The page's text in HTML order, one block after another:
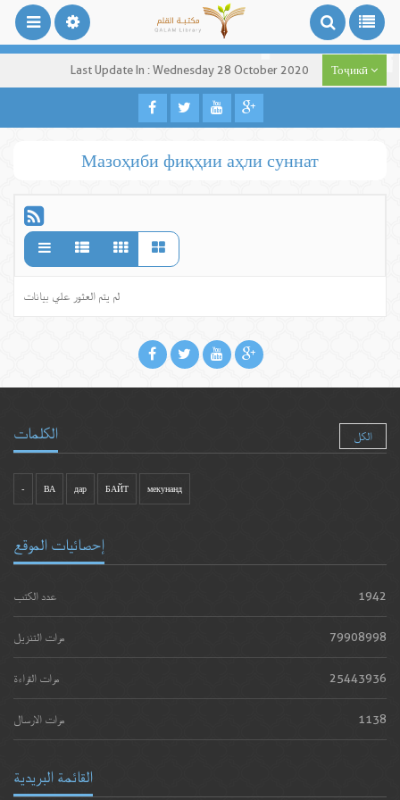
Last Update In : Wednesday 28 October 2020 Тоҷикӣ
Мазоҳиби фиқҳии аҳли суннат
لم يتم العثور علي بيانات
الكلمات الكل
- ВА дар БАЙТ мекунанд
إحصائيات الموقع
عدد الكتب 1942
مرات التنزيل 79908998
مرات القراءة 25443936
مرات الارسال 1138
القائمة البريدية